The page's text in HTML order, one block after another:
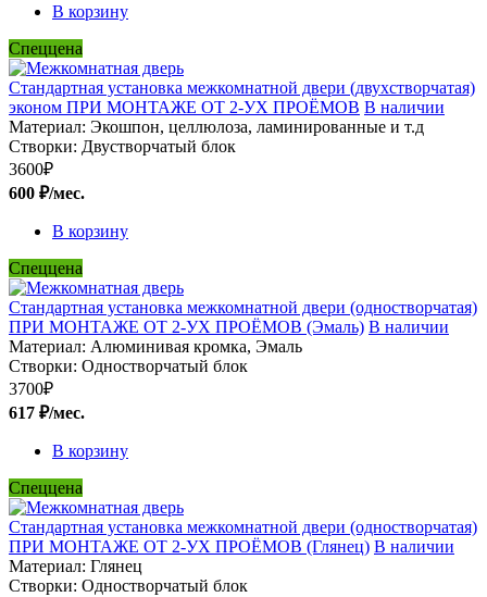
В корзину
Спеццена
Стандартная установка межкомнатной двери (двухстворчатая)
эконом ПРИ МОНТАЖЕ ОТ 2-УХ ПРОЁМОВ В наличии
Материал: Экошпон, целлюлоза, ламинированные и т.д
Створки: Двустворчатый блок
3600₽
600 ₽/мес.
В корзину
Спеццена
Стандартная установка межкомнатной двери (одностворчатая)
ПРИ МОНТАЖЕ ОТ 2-УХ ПРОЁМОВ (Эмаль) В наличии
Материал: Алюминивая кромка, Эмаль
Створки: Одностворчатый блок
3700₽
617 ₽/мес.
В корзину
Спеццена
Стандартная установка межкомнатной двери (одностворчатая)
ПРИ МОНТАЖЕ ОТ 2-УХ ПРОЁМОВ (Глянец) В наличии
Материал: Глянец
Створки: Одностворчатый блок